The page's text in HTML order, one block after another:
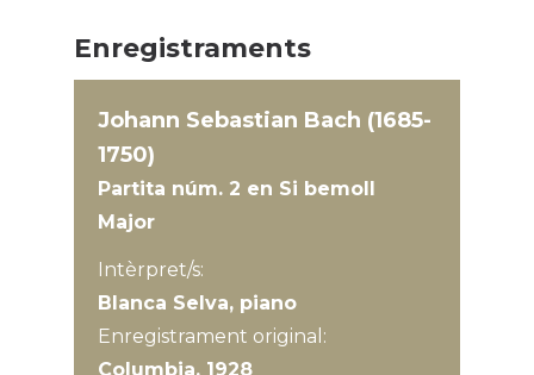
Enregistraments
Johann Sebastian Bach (1685-
1750)
Partita núm. 2 en Si bemoll
Major
Intèrpret/s:
Blanca Selva, piano
Enregistrament original:
Columbia, 1928